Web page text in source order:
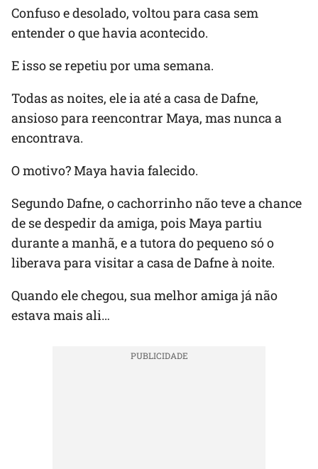
Confuso e desolado, voltou para casa sem
entender o que havia acontecido.
E isso se repetiu por uma semana.
Todas as noites, ele ia até a casa de Dafne,
ansioso para reencontrar Maya, mas nunca a
encontrava.
O motivo? Maya havia falecido.
Segundo Dafne, o cachorrinho não teve a chance
de se despedir da amiga, pois Maya partiu
durante a manhã, e a tutora do pequeno só o
liberava para visitar a casa de Dafne à noite.
Quando ele chegou, sua melhor amiga já não
estava mais ali…